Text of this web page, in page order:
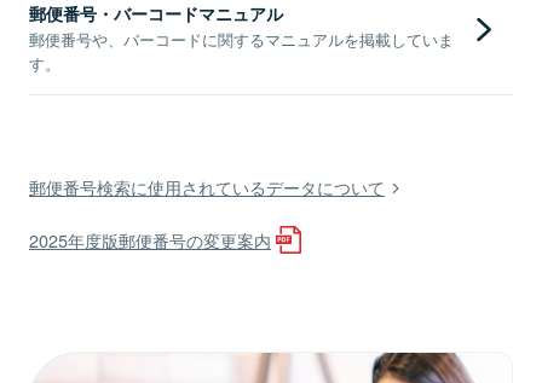
郵便番号・バーコードマニュアル
郵便番号や、バーコードに関するマニュアルを掲載していま
す。
郵便番号検索に使用されているデータについて
2025年度版郵便番号の変更案内